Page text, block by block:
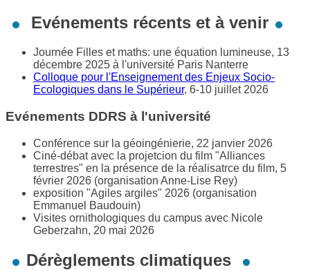
Evénements récents et à venir
Journée Filles et maths: une équation lumineuse, 13
décembre 2025 à l'université Paris Nanterre
Colloque pour l'Enseignement des Enjeux Socio-
Ecologiques dans le Supérieur, 6-10 juillet 2026
Evénements DDRS à l'université
Conférence sur la géoingénierie, 22 janvier 2026
Ciné-débat avec la projetcion du film "Alliances
terrestres" en la présence de la réalisatrce du film, 5
février 2026 (organisation Anne-Lise Rey)
exposition "Agiles argiles" 2026 (organisation
Emmanuel Baudouin)
Visites ornithologiques du campus avec Nicole
Geberzahn, 20 mai 2026
Dérèglements climatiques